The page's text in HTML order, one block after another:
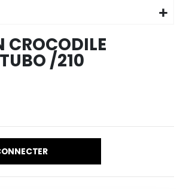
CROCODILE
/210